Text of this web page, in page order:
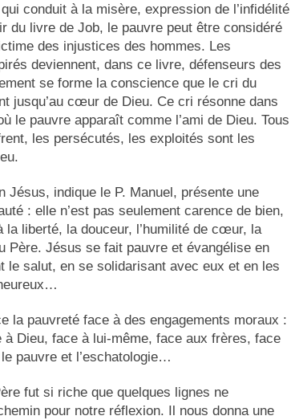
conduit à la misère, expression de l’infidélité
du livre de Job, le pauvre peut être considéré
des injustices des hommes. Les
deviennent, dans ce livre, défenseurs des
se forme la conscience que le cri du
jusqu’au cœur de Dieu. Ce cri résonne dans
le pauvre apparaît comme l’ami de Dieu. Tous
les persécutés, les exploités sont les
Jésus, indique le P. Manuel, présente une
: elle n’est pas seulement carence de bien,
la liberté, la douceur, l’humilité de cœur, la
Père. Jésus se fait pauvre et évangélise en
le salut, en se solidarisant avec eux et en les
la pauvreté face à des engagements moraux :
à Dieu, face à lui-même, face aux frères, face
pauvre et l’eschatologie…
fut si riche que quelques lignes ne
pour notre réflexion. Il nous donna une